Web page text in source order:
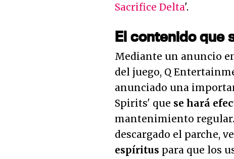
Sacrifice Delta'.
El contenido que
Mediante un anuncio
del juego, Q
anunciado una
Spirits' que se hará
mantenimiento
descargado el parche,
espíritus para que los